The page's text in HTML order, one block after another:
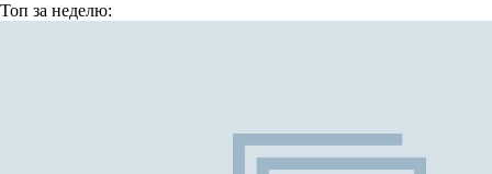
Топ за неделю: